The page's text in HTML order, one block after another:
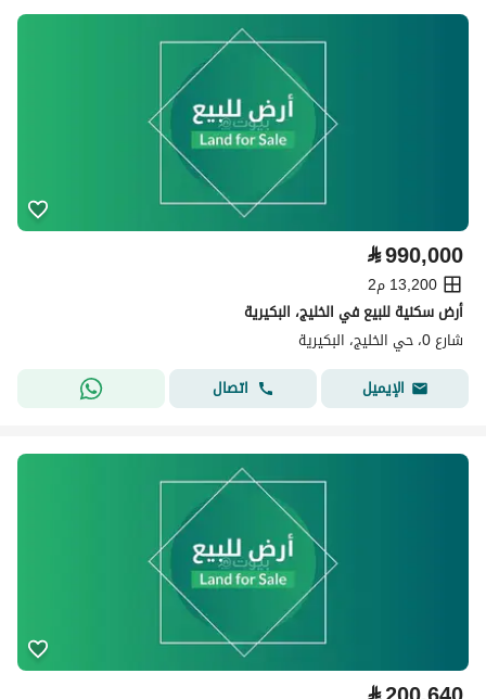
⃁990,000
13,200 م2
أرض سكنية للبيع في الخليج، البكيرية
شارع 0، حي الخليج، البكيرية
الإيميل
اتصال